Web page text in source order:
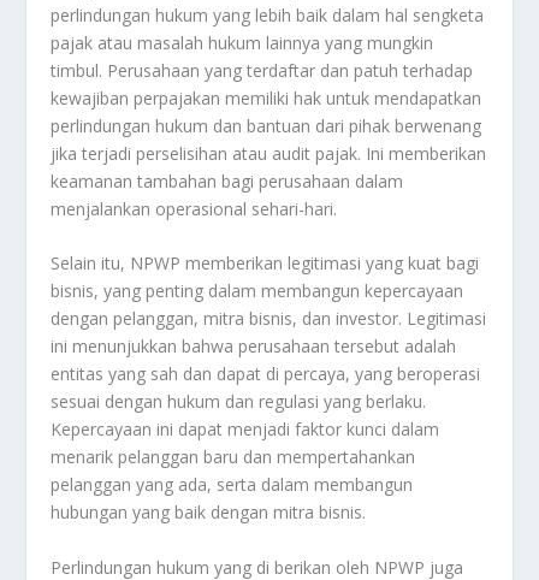
perlindungan hukum yang lebih baik dalam hal sengketa
pajak atau masalah hukum lainnya yang mungkin
timbul. Perusahaan yang terdaftar dan patuh terhadap
kewajiban perpajakan memiliki hak untuk mendapatkan
perlindungan hukum dan bantuan dari pihak berwenang
jika terjadi perselisihan atau audit pajak. Ini memberikan
keamanan tambahan bagi perusahaan dalam
menjalankan operasional sehari-hari.
Selain itu, NPWP memberikan legitimasi yang kuat bagi
bisnis, yang penting dalam membangun kepercayaan
dengan pelanggan, mitra bisnis, dan investor. Legitimasi
ini menunjukkan bahwa perusahaan tersebut adalah
entitas yang sah dan dapat di percaya, yang beroperasi
sesuai dengan hukum dan regulasi yang berlaku.
Kepercayaan ini dapat menjadi faktor kunci dalam
menarik pelanggan baru dan mempertahankan
pelanggan yang ada, serta dalam membangun
hubungan yang baik dengan mitra bisnis.
Perlindungan hukum yang di berikan oleh NPWP juga